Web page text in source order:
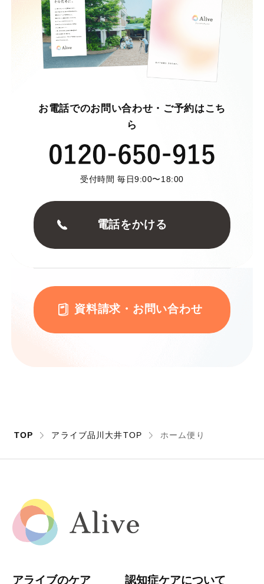
お電話でのお問い合わせ・ご予約はこち
ら
受付時間 毎日9:00〜18:00
電話をかける
資料請求・お問い合わせ
TOP アライブ品川大井TOP ホーム便り
アライブのケア 認知症ケアについて